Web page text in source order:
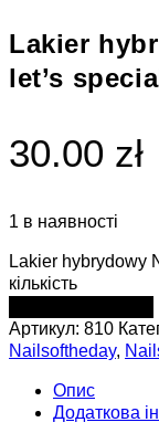
Lakier
let’s
30.00 zł
1 в наявності
Lakier hybrydowy
кількість
Артикул: 810
Nailsoftheday,
Опис
Додаткова